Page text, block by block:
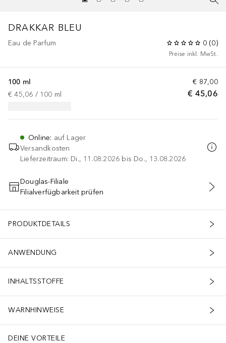
DRAKKAR BLEU
Eau de Parfum 0 (0)
Preise inkl. MwSt.
€ 87,00
€ 45,06
100 ml
€ 45,06 / 100 ml
Online: auf Lager
Versandkosten
Lieferzeitraum: Di., 11.08.2026 bis Do., 13.08.2026
IN DEN WARENKORB
Douglas-Filiale
Filialverfügbarkeit prüfen
PRODUKTDETAILS
ANWENDUNG
INHALTSSTOFFE
WARNHINWEISE
DEINE VORTEILE